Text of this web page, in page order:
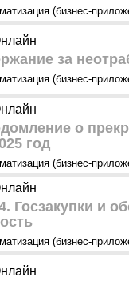
(бизнес-
за
(бизнес-
о
год
(бизнес-
Госзакупки и
(бизнес-